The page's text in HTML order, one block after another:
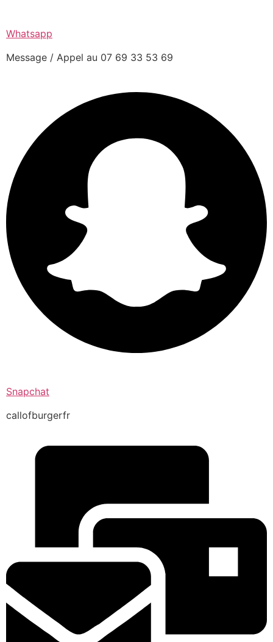
Whatsapp
Message / Appel au 07 69 33 53 69
Snapchat
callofburgerfr